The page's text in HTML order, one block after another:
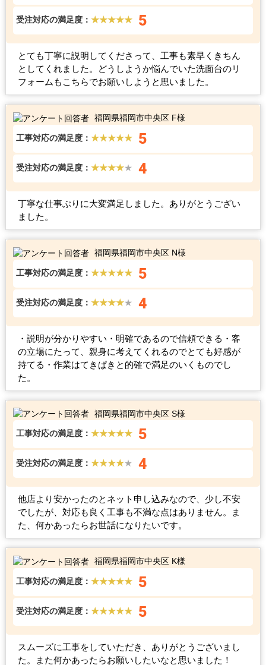
受注対応の満足度： ★★★★★ 5
とても丁寧に説明してくださって、工事も素早くきちん
としてくれました。どうしようか悩んでいた洗面台のリ
フォームもこちらでお願いしようと思いました。
福岡県福岡市中央区 F様
工事対応の満足度： ★★★★★ 5
受注対応の満足度： ★★★★★ 4
丁寧な仕事ぶりに大変満足しました。ありがとうござい
ました。
福岡県福岡市中央区 N様
工事対応の満足度： ★★★★★ 5
受注対応の満足度： ★★★★★ 4
・説明が分かりやすい・明確であるので信頼できる・客
の立場にたって、親身に考えてくれるのでとても好感が
持てる・作業はてきぱきと的確で満足のいくものでし
た。
福岡県福岡市中央区 S様
工事対応の満足度： ★★★★★ 5
受注対応の満足度： ★★★★★ 4
他店より安かったのとネット申し込みなので、少し不安
でしたが、対応も良く工事も不満な点はありません。ま
た、何かあったらお世話になりたいです。
福岡県福岡市中央区 K様
工事対応の満足度： ★★★★★ 5
受注対応の満足度： ★★★★★ 5
スムーズに工事をしていただき、ありがとうございまし
た。また何かあったらお願いしたいなと思いました！